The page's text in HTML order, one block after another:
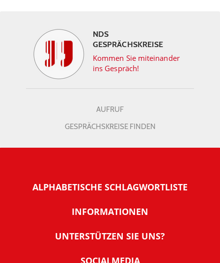
NDS
GESPRÄCHSKREISE
Kommen Sie miteinander
ins Gespräch!
AUFRUF
GESPRÄCHSKREISE FINDEN
ALPHABETISCHE SCHLAGWORTLISTE
INFORMATIONEN
Warum NachDenkSeiten
UNTERSTÜTZEN SIE UNS?
SOCIALMEDIA